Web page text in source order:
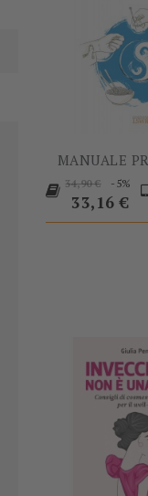
MANUALE
Prezzo
base
34,90 € -5%
33,16 €